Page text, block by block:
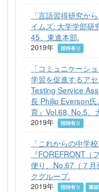
「言語習得研究か
イムズ: 大学学部研
45、東進本部.
2019年 招待有り
「コミュニケーシ
学習を促進するア
Testing Service
長 Philip Everson
育』Vol.68, No.5、
2019年 招待有り
「これからの中学
『FOREFRONT（
便り、No.67（７
クグループ.
2019年 招待有り 筆